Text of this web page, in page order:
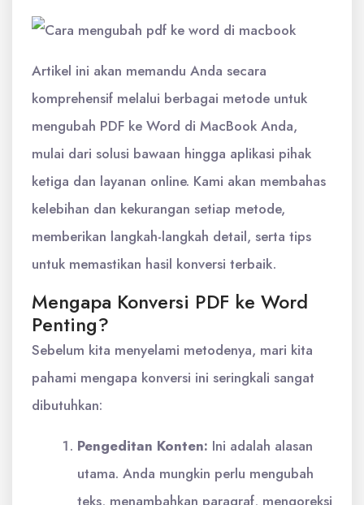
Artikel ini akan memandu Anda secara
komprehensif melalui berbagai metode untuk
mengubah PDF ke Word di MacBook Anda,
mulai dari solusi bawaan hingga aplikasi pihak
ketiga dan layanan online. Kami akan membahas
kelebihan dan kekurangan setiap metode,
memberikan langkah-langkah detail, serta tips
untuk memastikan hasil konversi terbaik.
Mengapa Konversi PDF ke Word
Penting?
Sebelum kita menyelami metodenya, mari kita
pahami mengapa konversi ini seringkali sangat
dibutuhkan:
Pengeditan Konten: Ini adalah alasan
utama. Anda mungkin perlu mengubah
teks, menambahkan paragraf, mengoreksi